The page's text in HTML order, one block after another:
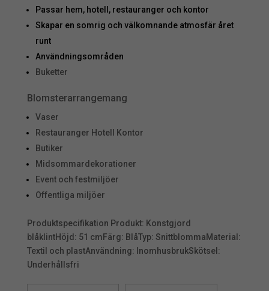
Passar hem, hotell, restauranger och kontor
Skapar en somrig och välkomnande atmosfär året
runt
Användningsområden
Buketter
Blomsterarrangemang
Vaser
Restauranger Hotell Kontor
Butiker
Midsommardekorationer
Event och festmiljöer
Offentliga miljöer
Produktspecifikation Produkt: Konstgjord
blåklintHöjd: 51 cmFärg: BlåTyp: SnittblommaMaterial:
Textil och plastAnvändning: InomhusbrukSkötsel:
Underhållsfri